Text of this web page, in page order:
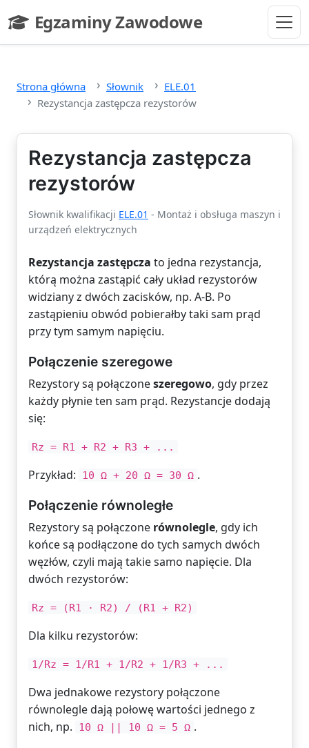
Egzaminy Zawodowe
- strona główna
Strona główna Słownik
ELE.01
Rezystancja zastępcza rezystorów
Rezystancja zastępcza
rezystorów
Słownik kwalifikacji ELE.01 - Montaż i obsługa maszyn i
urządzeń elektrycznych
Rezystancja zastępcza to jedna rezystancja,
którą można zastąpić cały układ rezystorów
widziany z dwóch zacisków, np. A-B. Po
zastąpieniu obwód pobierałby taki sam prąd
przy tym samym napięciu.
Połączenie szeregowe
Rezystory są połączoneszeregowo, gdy przez
każdy płynie ten sam prąd. Rezystancje dodają
się:
Rz = R1 + R2 + R3 + ...
Przykład: 10 Ω + 20 Ω = 30 Ω .
Połączenie równoległe
Rezystory są połączone równolegle, gdy ich
końce są podłączone do tych samych dwóch
węzłów, czyli mają takie samo napięcie. Dla
dwóch rezystorów:
Rz = (R1 · R2) / (R1 + R2)
Dla kilku rezystorów:
1/Rz = 1/R1 + 1/R2 + 1/R3 + ...
Dwa jednakowe rezystory połączone
równolegle dają połowę wartości jednego z
nich, np.
10 Ω || 10 Ω = 5 Ω .